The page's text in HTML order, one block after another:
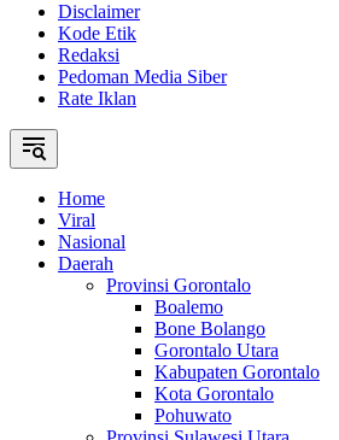
Disclaimer
Kode Etik
Redaksi
Pedoman Media Siber
Rate Iklan
Home
Viral
Nasional
Daerah
Provinsi Gorontalo
Boalemo
Bone Bolango
Gorontalo Utara
Kabupaten Gorontalo
Kota Gorontalo
Pohuwato